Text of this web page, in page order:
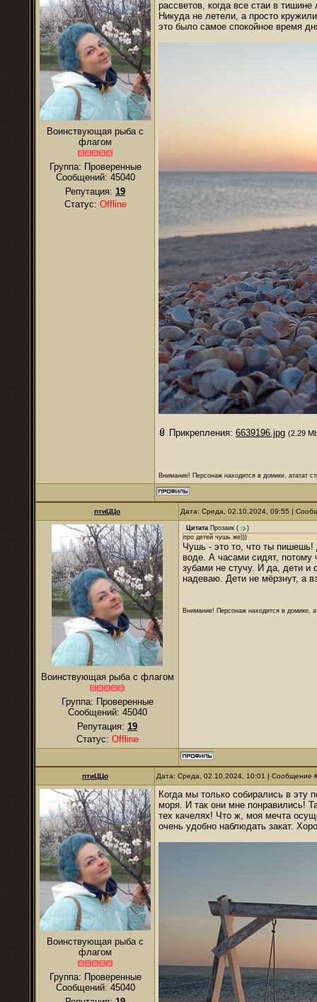
Воинствующая рыба с
флагом
Группа: Проверенные
Сообщений: 45040
Репутация: 19
Статус: Offline
рассветов, когда все стаи в
Никуда не летели, а просто
это было самое спокойное время
Прикрепления: 6639196.jpg (2.29
Внимание! Персонаж находится в домике, ататат
птиЦЦо Дата: Среда, 02.10.2024, 09:55 |
Воинствующая рыба с флагом
Группа: Проверенные
Сообщений: 45040
Репутация: 19
Статус: Offline
Цитата Прозаик (
)
про детей чушь же)))
Чушь - это то, что ты пишешь!
воде. А часами сидят,
зубами не стучу. И да, дети и
надеваю. Дети не мёрзнут, а
Внимание! Персонаж находится в домике,
птиЦЦо Дата: Среда, 02.10.2024, 10:01 | Сообщение
Воинствующая рыба с
флагом
Группа: Проверенные
Сообщений: 45040
Когда мы только собирались в эту
моря. И так они мне понравились!
тех качелях! Что ж, моя мечта
очень удобно наблюдать закат.